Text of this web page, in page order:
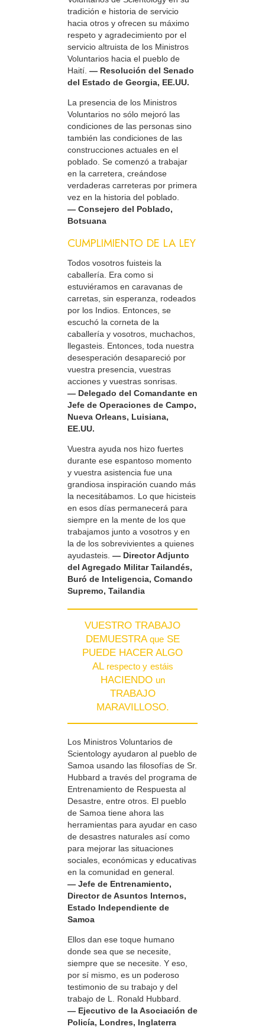
tradición e historia de servicio
hacia otros y ofrecen su máximo
respeto y agradecimiento por el
servicio altruista de los Ministros
Voluntarios hacia el pueblo de
Haití. — Resolución del Senado
del Estado de Georgia, EE.UU.
La presencia de los Ministros
Voluntarios no sólo mejoró las
condiciones de las personas sino
también las condiciones de las
construcciones actuales en el
poblado. Se comenzó a trabajar
en la carretera, creándose
verdaderas carreteras por primera
vez en la historia del poblado.
— Consejero del Poblado,
Botsuana
CUMPLIMIENTO DE LA LEY
Todos vosotros fuisteis la
caballería. Era como si
estuviéramos en caravanas de
carretas, sin esperanza, rodeados
por los Indios. Entonces, se
escuchó la corneta de la
caballería y vosotros, muchachos,
llegasteis. Entonces, toda nuestra
desesperación desapareció por
vuestra presencia, vuestras
acciones y vuestras sonrisas.
— Delegado del Comandante en
Jefe de Operaciones de Campo,
Nueva Orleans, Luisiana,
EE.UU.
Vuestra ayuda nos hizo fuertes
durante ese espantoso momento
y vuestra asistencia fue una
grandiosa inspiración cuando más
la necesitábamos. Lo que hicisteis
en esos días permanecerá para
siempre en la mente de los que
trabajamos junto a vosotros y en
la de los sobrevivientes a quienes
ayudasteis. — Director Adjunto
del Agregado Militar Tailandés,
Buró de Inteligencia, Comando
Supremo, Tailandia
VUESTRO TRABAJO
DEMUESTRAqueSE
PUEDE HACER ALGO
AL respecto y estáis
HACIENDO un
TRABAJO
MARAVILLOSO.
Los Ministros Voluntarios de
Scientology ayudaron al pueblo de
Samoa usando las filosofías de Sr.
Hubbard a través del programa de
Entrenamiento de Respuesta al
Desastre, entre otros. El pueblo
de Samoa tiene ahora las
herramientas para ayudar en caso
de desastres naturales así como
para mejorar las situaciones
sociales, económicas y educativas
en la comunidad en general.
— Jefe de Entrenamiento,
Director de Asuntos Internos,
Estado Independiente de
Samoa
Ellos dan ese toque humano
donde sea que se necesite,
siempre que se necesite. Y eso,
por sí mismo, es un poderoso
testimonio de su trabajo y del
trabajo de L. Ronald Hubbard.
— Ejecutivo de la Asociación de
Policía, Londres, Inglaterra